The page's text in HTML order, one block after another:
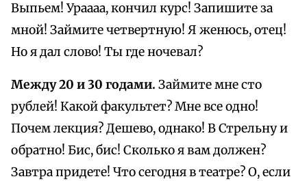
Выпьем! Ураааа, кончил курс! Запишите за
мной! Займите четвертную! Я женюсь, отец!
Но я дал слово! Ты где ночевал?
Между 20 и 30 годами. Займите мне сто
рублей! Какой факультет? Мне все одно!
Почем лекция? Дешево, однако! В Стрельну и
обратно! Бис, бис! Сколько я вам должен?
Завтра придете! Что сегодня в театре? О, если